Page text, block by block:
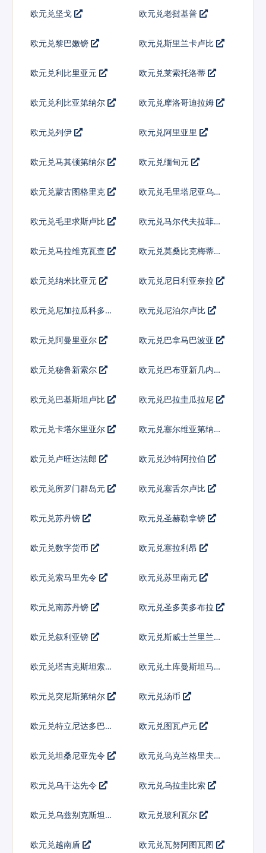
欧元兑坚戈 欧元兑老挝基普
欧元兑黎巴嫩镑 欧元兑斯里兰卡卢比
欧元兑利比里亚元 欧元兑莱索托洛蒂
欧元兑利比亚第纳尔 欧元兑摩洛哥迪拉姆
欧元兑列伊 欧元兑阿里亚里
欧元兑马其顿第纳尔 欧元兑缅甸元
欧元兑蒙古图格里克
欧元兑毛里塔尼亚乌吉
欧元兑毛里求斯卢比 欧元兑马尔代夫拉菲亚
欧元兑马拉维克瓦查
欧元兑莫桑比克梅蒂卡
欧元兑纳米比亚元 欧元兑尼日利亚奈拉
欧元兑尼加拉瓜科多巴 欧元兑尼泊尔卢比
欧元兑阿曼里亚尔 欧元兑巴拿马巴波亚
欧元兑秘鲁新索尔
欧元兑巴布亚新几内亚
欧元兑巴基斯坦卢比 欧元兑巴拉圭瓜拉尼
欧元兑卡塔尔里亚尔 欧元兑塞尔维亚第纳尔
欧元兑卢旺达法郎 欧元兑沙特阿拉伯
欧元兑所罗门群岛元 欧元兑塞舌尔卢比
欧元兑苏丹镑 欧元兑圣赫勒拿镑
欧元兑数字货币 欧元兑塞拉利昂
欧元兑索马里先令 欧元兑苏里南元
欧元兑南苏丹镑 欧元兑圣多美多布拉
欧元兑叙利亚镑
欧元兑斯威士兰里兰吉
欧元兑塔吉克斯坦索莫
欧元兑土库曼斯坦马纳
欧元兑突尼斯第纳尔 欧元兑汤币
欧元兑特立尼达多巴哥
欧元兑图瓦卢元
欧元兑坦桑尼亚先令 欧元兑乌克兰格里夫纳
欧元兑乌干达先令 欧元兑乌拉圭比索
欧元兑乌兹别克斯坦索
欧元兑玻利瓦尔
欧元兑越南盾 欧元兑瓦努阿图瓦图